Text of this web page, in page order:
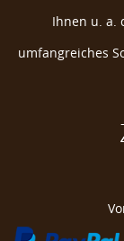
Ihnen u. a.
umfangreiches